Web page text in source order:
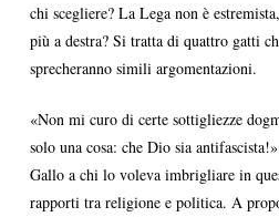
chi scegliere? La Lega non è
più a destra? Si tratta di quattro gatti
sprecheranno simili argomentazioni.
«Non mi curo di certe sottigliezze
solo una cosa: che Dio sia
Gallo a chi lo voleva imbrigliare in
rapporti tra religione e politica. A